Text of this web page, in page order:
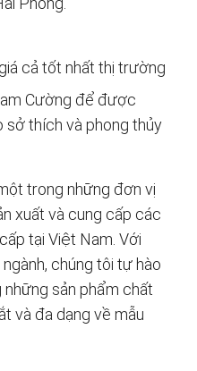
cả tốt nhất thị trường
Cường để được
sở thích và phong thủy
trong những đơn vị
xuất và cung cấp các
tại Việt Nam. Với
chúng tôi tự hào
sản phẩm chất
và đa dạng về mẫu